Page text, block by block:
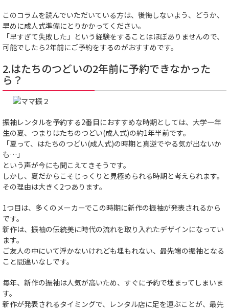
このコラムを読んでいただいている方は、後悔しないよう、どうか、
早めに成人式準備にとりかかってください。
「早すぎて失敗した」という経験をすることはほぼありませんので、
可能でしたら2年前にご予約をするのがおすすめです。
2.はたちのつどいの2年前に予約できなかった
ら？
振袖レンタルを予約する2番目におすすめな時期としては、大学一年
生の夏、つまりはたちのつどい(成人式)の約1年半前です。
「夏って、はたちのつどい(成人式)の時期と真逆でやる気が出ないか
も…」
という声が今にも聞こえてきそうです。
しかし、夏だからこそじっくりと見極められる時期と考えられます。
その理由は大きく2つあります。
1つ目は、多くのメーカーでこの時期に新作の振袖が発表されるから
です。
新作は、振袖の伝統美に時代の流れを取り入れたデザインになってい
ます。
ご友人の中にいて浮かないけれども埋もれない、最先端の振袖となる
こと間違いなしです。
毎年、新作の振袖は人気が高いため、すぐに予約で埋まってしまいま
す。
新作が発表されるタイミングで、レンタル店に足を運ぶことが、最先